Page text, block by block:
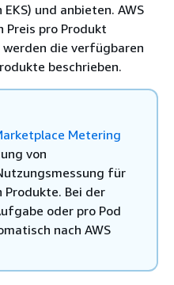
und anbieten. AWS
Preis pro Produkt
die verfügbaren
beschrieben.
Metering
von
für
Bei der
oder pro Pod
nach AWS